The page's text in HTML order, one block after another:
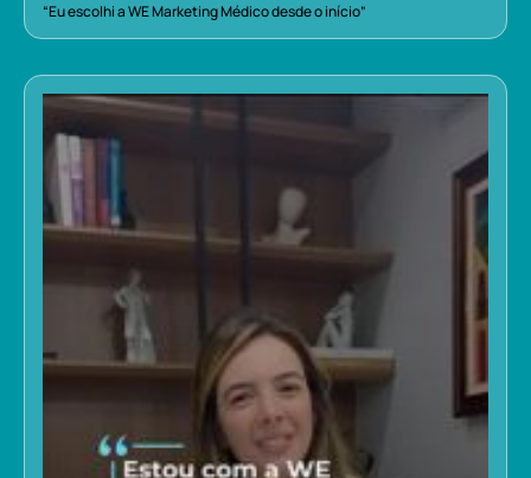
“Eu escolhi a WE Marketing Médico desde o início”